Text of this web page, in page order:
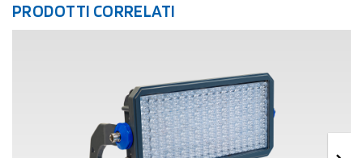
PRODOTTI CORRELATI